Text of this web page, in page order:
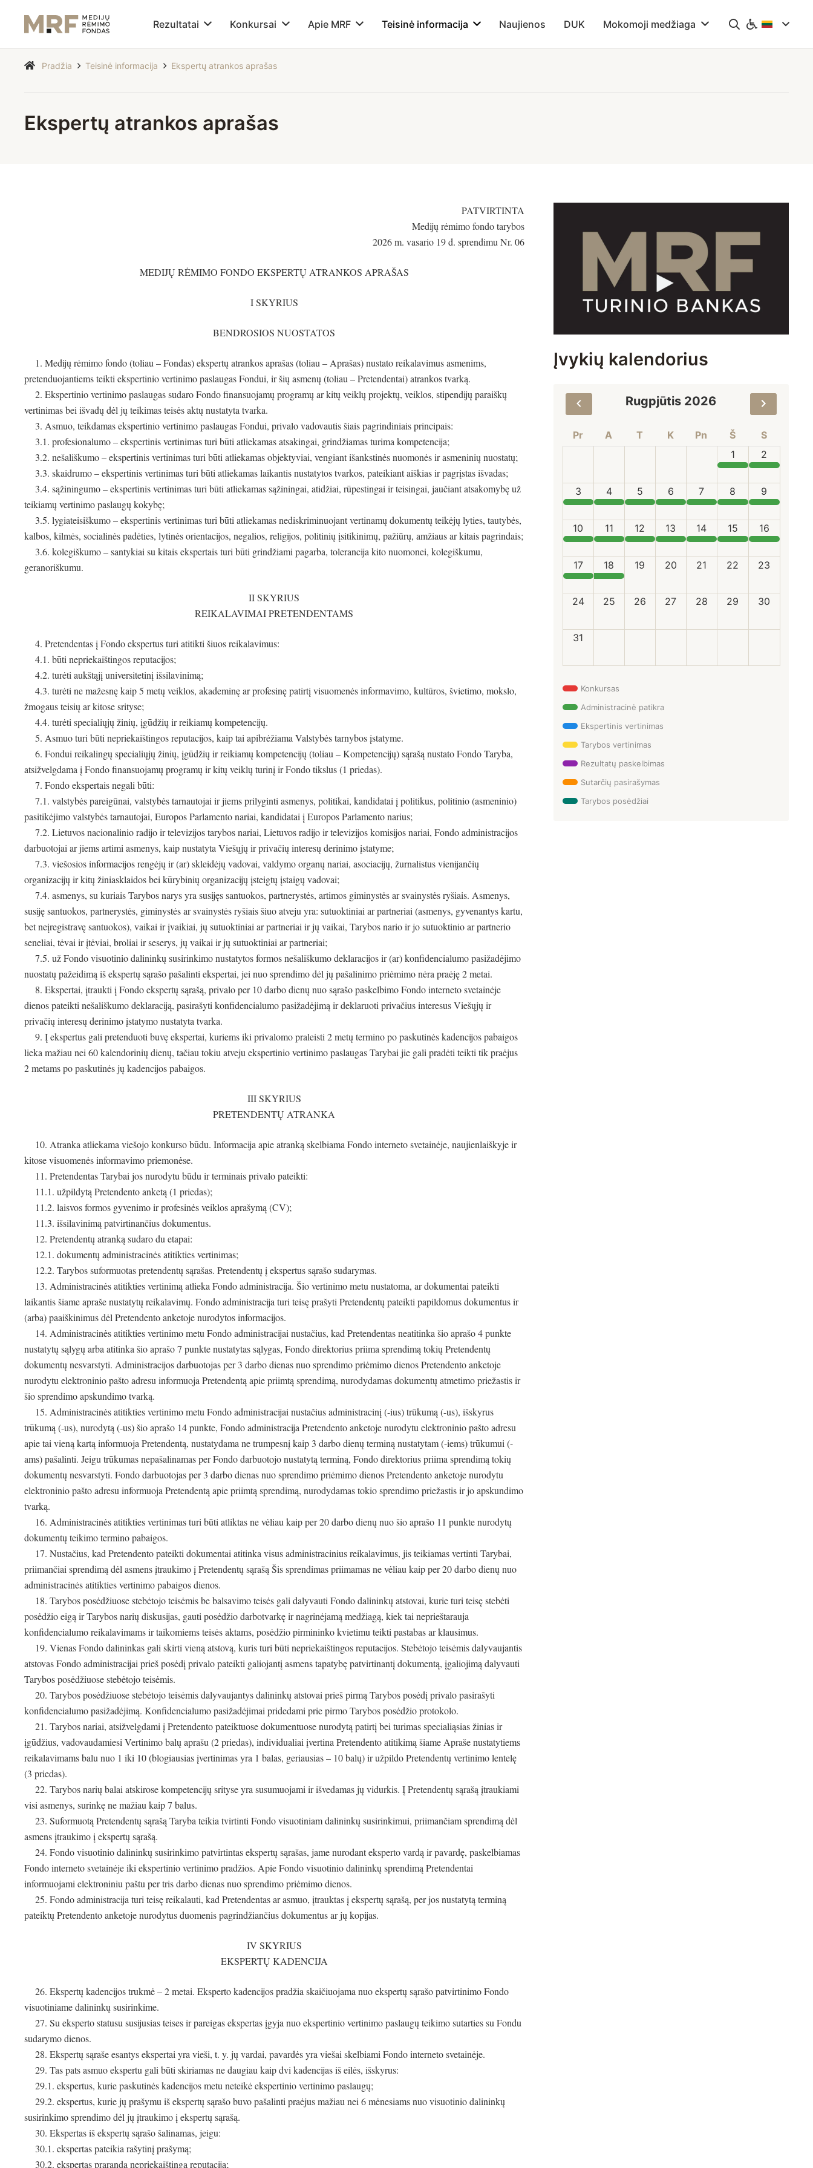
Rezultatai Konkursai Apie MRF Teisinė informacija Naujienos DUK Mokomoji medžiaga
Pradžia Teisinė informacija Ekspertų atrankos aprašas
Ekspertų atrankos aprašas
PATVIRTINTA
Medijų rėmimo fondo tarybos
2026 m. vasario 19 d. sprendimu Nr. 06
MEDIJŲ RĖMIMO FONDO EKSPERTŲ ATRANKOS APRAŠAS
I SKYRIUS
BENDROSIOS NUOSTATOS
1. Medijų rėmimo fondo (toliau – Fondas) ekspertų atrankos aprašas (toliau – Aprašas) nustato reikalavimus asmenims,
pretenduojantiems teikti ekspertinio vertinimo paslaugas Fondui, ir šių asmenų (toliau – Pretendentai) atrankos tvarką.
2. Ekspertinio vertinimo paslaugas sudaro Fondo finansuojamų programų ar kitų veiklų projektų, veiklos, stipendijų paraiškų
vertinimas bei išvadų dėl jų teikimas teisės aktų nustatyta tvarka.
3. Asmuo, teikdamas ekspertinio vertinimo paslaugas Fondui, privalo vadovautis šiais pagrindiniais principais:
3.1. profesionalumo – ekspertinis vertinimas turi būti atliekamas atsakingai, grindžiamas turima kompetencija;
3.2. nešališkumo – ekspertinis vertinimas turi būti atliekamas objektyviai, vengiant išankstinės nuomonės ir asmeninių nuostatų;
3.3. skaidrumo – ekspertinis vertinimas turi būti atliekamas laikantis nustatytos tvarkos, pateikiant aiškias ir pagrįstas išvadas;
3.4. sąžiningumo – ekspertinis vertinimas turi būti atliekamas sąžiningai, atidžiai, rūpestingai ir teisingai, jaučiant atsakomybę už
teikiamų vertinimo paslaugų kokybę;
3.5. lygiateisiškumo – ekspertinis vertinimas turi būti atliekamas nediskriminuojant vertinamų dokumentų teikėjų lyties, tautybės,
kalbos, kilmės, socialinės padėties, lytinės orientacijos, negalios, religijos, politinių įsitikinimų, pažiūrų, amžiaus ar kitais pagrindais;
3.6. kolegiškumo – santykiai su kitais ekspertais turi būti grindžiami pagarba, tolerancija kito nuomonei, kolegiškumu,
geranoriškumu.
II SKYRIUS
REIKALAVIMAI PRETENDENTAMS
4. Pretendentas į Fondo ekspertus turi atitikti šiuos reikalavimus:
4.1. būti nepriekaištingos reputacijos;
4.2. turėti aukštąjį universitetinį išsilavinimą;
4.3. turėti ne mažesnę kaip 5 metų veiklos, akademinę ar profesinę patirtį visuomenės informavimo, kultūros, švietimo, mokslo,
žmogaus teisių ar kitose srityse;
4.4. turėti specialiųjų žinių, įgūdžių ir reikiamų kompetencijų.
5. Asmuo turi būti nepriekaištingos reputacijos, kaip tai apibrėžiama Valstybės tarnybos įstatyme.
6. Fondui reikalingų specialiųjų žinių, įgūdžių ir reikiamų kompetencijų (toliau – Kompetencijų) sąrašą nustato Fondo Taryba,
atsižvelgdama į Fondo finansuojamų programų ir kitų veiklų turinį ir Fondo tikslus (1 priedas).
7. Fondo ekspertais negali būti:
7.1. valstybės pareigūnai, valstybės tarnautojai ir jiems prilyginti asmenys, politikai, kandidatai į politikus, politinio (asmeninio)
pasitikėjimo valstybės tarnautojai, Europos Parlamento nariai, kandidatai į Europos Parlamento narius;
7.2. Lietuvos nacionalinio radijo ir televizijos tarybos nariai, Lietuvos radijo ir televizijos komisijos nariai, Fondo administracijos
darbuotojai ar jiems artimi asmenys, kaip nustatyta Viešųjų ir privačių interesų derinimo įstatyme;
7.3. viešosios informacijos rengėjų ir (ar) skleidėjų vadovai, valdymo organų nariai, asociacijų, žurnalistus vienijančių
organizacijų ir kitų žiniasklaidos bei kūrybinių organizacijų įsteigtų įstaigų vadovai;
7.4. asmenys, su kuriais Tarybos narys yra susijęs santuokos, partnerystės, artimos giminystės ar svainystės ryšiais. Asmenys,
susiję santuokos, partnerystės, giminystės ar svainystės ryšiais šiuo atveju yra: sutuoktiniai ar partneriai (asmenys, gyvenantys kartu,
bet neįregistravę santuokos), vaikai ir įvaikiai, jų sutuoktiniai ar partneriai ir jų vaikai, Tarybos nario ir jo sutuoktinio ar partnerio
seneliai, tėvai ir įtėviai, broliai ir seserys, jų vaikai ir jų sutuoktiniai ar partneriai;
7.5. už Fondo visuotinio dalininkų susirinkimo nustatytos formos nešališkumo deklaracijos ir (ar) konfidencialumo pasižadėjimo
nuostatų pažeidimą iš ekspertų sąrašo pašalinti ekspertai, jei nuo sprendimo dėl jų pašalinimo priėmimo nėra praėję 2 metai.
8. Ekspertai, įtraukti į Fondo ekspertų sąrašą, privalo per 10 darbo dienų nuo sąrašo paskelbimo Fondo interneto svetainėje
dienos pateikti nešališkumo deklaraciją, pasirašyti konfidencialumo pasižadėjimą ir deklaruoti privačius interesus Viešųjų ir
privačių interesų derinimo įstatymo nustatyta tvarka.
9. Į ekspertus gali pretenduoti buvę ekspertai, kuriems iki privalomo praleisti 2 metų termino po paskutinės kadencijos pabaigos
lieka mažiau nei 60 kalendorinių dienų, tačiau tokiu atveju ekspertinio vertinimo paslaugas Tarybai jie gali pradėti teikti tik praėjus
2 metams po paskutinės jų kadencijos pabaigos.
III SKYRIUS
PRETENDENTŲ ATRANKA
10. Atranka atliekama viešojo konkurso būdu. Informacija apie atranką skelbiama Fondo interneto svetainėje, naujienlaiškyje ir
kitose visuomenės informavimo priemonėse.
11. Pretendentas Tarybai jos nurodytu būdu ir terminais privalo pateikti:
11.1. užpildytą Pretendento anketą (1 priedas);
11.2. laisvos formos gyvenimo ir profesinės veiklos aprašymą (CV);
11.3. išsilavinimą patvirtinančius dokumentus.
12. Pretendentų atranką sudaro du etapai:
12.1. dokumentų administracinės atitikties vertinimas;
12.2. Tarybos suformuotas pretendentų sąrašas. Pretendentų į ekspertus sąrašo sudarymas.
13. Administracinės atitikties vertinimą atlieka Fondo administracija. Šio vertinimo metu nustatoma, ar dokumentai pateikti
laikantis šiame apraše nustatytų reikalavimų. Fondo administracija turi teisę prašyti Pretendentų pateikti papildomus dokumentus ir
(arba) paaiškinimus dėl Pretendento anketoje nurodytos informacijos.
14. Administracinės atitikties vertinimo metu Fondo administracijai nustačius, kad Pretendentas neatitinka šio aprašo 4 punkte
nustatytų sąlygų arba atitinka šio aprašo 7 punkte nustatytas sąlygas, Fondo direktorius priima sprendimą tokių Pretendentų
dokumentų nesvarstyti. Administracijos darbuotojas per 3 darbo dienas nuo sprendimo priėmimo dienos Pretendento anketoje
nurodytu elektroninio pašto adresu informuoja Pretendentą apie priimtą sprendimą, nurodydamas dokumentų atmetimo priežastis ir
šio sprendimo apskundimo tvarką.
15. Administracinės atitikties vertinimo metu Fondo administracijai nustačius administracinį (-ius) trūkumą (-us), išskyrus
trūkumą (-us), nurodytą (-us) šio aprašo 14 punkte, Fondo administracija Pretendento anketoje nurodytu elektroninio pašto adresu
apie tai vieną kartą informuoja Pretendentą, nustatydama ne trumpesnį kaip 3 darbo dienų terminą nustatytam (-iems) trūkumui (-
ams) pašalinti. Jeigu trūkumas nepašalinamas per Fondo darbuotojo nustatytą terminą, Fondo direktorius priima sprendimą tokių
dokumentų nesvarstyti. Fondo darbuotojas per 3 darbo dienas nuo sprendimo priėmimo dienos Pretendento anketoje nurodytu
elektroninio pašto adresu informuoja Pretendentą apie priimtą sprendimą, nurodydamas tokio sprendimo priežastis ir jo apskundimo
tvarką.
16. Administracinės atitikties vertinimas turi būti atliktas ne vėliau kaip per 20 darbo dienų nuo šio aprašo 11 punkte nurodytų
dokumentų teikimo termino pabaigos.
17. Nustačius, kad Pretendento pateikti dokumentai atitinka visus administracinius reikalavimus, jis teikiamas vertinti Tarybai,
priimančiai sprendimą dėl asmens įtraukimo į Pretendentų sąrašą Šis sprendimas priimamas ne vėliau kaip per 20 darbo dienų nuo
administracinės atitikties vertinimo pabaigos dienos.
18. Tarybos posėdžiuose stebėtojo teisėmis be balsavimo teisės gali dalyvauti Fondo dalininkų atstovai, kurie turi teisę stebėti
posėdžio eigą ir Tarybos narių diskusijas, gauti posėdžio darbotvarkę ir nagrinėjamą medžiagą, kiek tai neprieštarauja
konfidencialumo reikalavimams ir taikomiems teisės aktams, posėdžio pirmininko kvietimu teikti pastabas ar klausimus.
19. Vienas Fondo dalininkas gali skirti vieną atstovą, kuris turi būti nepriekaištingos reputacijos. Stebėtojo teisėmis dalyvaujantis
atstovas Fondo administracijai prieš posėdį privalo pateikti galiojantį asmens tapatybę patvirtinantį dokumentą, įgaliojimą dalyvauti
Tarybos posėdžiuose stebėtojo teisėmis.
20. Tarybos posėdžiuose stebėtojo teisėmis dalyvaujantys dalininkų atstovai prieš pirmą Tarybos posėdį privalo pasirašyti
konfidencialumo pasižadėjimą. Konfidencialumo pasižadėjimai pridedami prie pirmo Tarybos posėdžio protokolo.
21. Tarybos nariai, atsižvelgdami į Pretendento pateiktuose dokumentuose nurodytą patirtį bei turimas specialiąsias žinias ir
įgūdžius, vadovaudamiesi Vertinimo balų aprašu (2 priedas), individualiai įvertina Pretendento atitikimą šiame Apraše nustatytiems
reikalavimams balu nuo 1 iki 10 (blogiausias įvertinimas yra 1 balas, geriausias – 10 balų) ir užpildo Pretendentų vertinimo lentelę
(3 priedas).
22. Tarybos narių balai atskirose kompetencijų srityse yra susumuojami ir išvedamas jų vidurkis. Į Pretendentų sąrašą įtraukiami
visi asmenys, surinkę ne mažiau kaip 7 balus.
23. Suformuotą Pretendentų sąrašą Taryba teikia tvirtinti Fondo visuotiniam dalininkų susirinkimui, priimančiam sprendimą dėl
asmens įtraukimo į ekspertų sąrašą.
24. Fondo visuotinio dalininkų susirinkimo patvirtintas ekspertų sąrašas, jame nurodant eksperto vardą ir pavardę, paskelbiamas
Fondo interneto svetainėje iki ekspertinio vertinimo pradžios. Apie Fondo visuotinio dalininkų sprendimą Pretendentai
informuojami elektroniniu paštu per tris darbo dienas nuo sprendimo priėmimo dienos.
25. Fondo administracija turi teisę reikalauti, kad Pretendentas ar asmuo, įtrauktas į ekspertų sąrašą, per jos nustatytą terminą
pateiktų Pretendento anketoje nurodytus duomenis pagrindžiančius dokumentus ar jų kopijas.
IV SKYRIUS
EKSPERTŲ KADENCIJA
26. Ekspertų kadencijos trukmė – 2 metai. Eksperto kadencijos pradžia skaičiuojama nuo ekspertų sąrašo patvirtinimo Fondo
visuotiniame dalininkų susirinkime.
27. Su eksperto statusu susijusias teises ir pareigas ekspertas įgyja nuo ekspertinio vertinimo paslaugų teikimo sutarties su Fondu
sudarymo dienos.
28. Ekspertų sąraše esantys ekspertai yra vieši, t. y. jų vardai, pavardės yra viešai skelbiami Fondo interneto svetainėje.
29. Tas pats asmuo ekspertu gali būti skiriamas ne daugiau kaip dvi kadencijas iš eilės, išskyrus:
29.1. ekspertus, kurie paskutinės kadencijos metu neteikė ekspertinio vertinimo paslaugų;
29.2. ekspertus, kurie jų prašymu iš ekspertų sąrašo buvo pašalinti praėjus mažiau nei 6 mėnesiams nuo visuotinio dalininkų
susirinkimo sprendimo dėl jų įtraukimo į ekspertų sąrašą.
30. Ekspertas iš ekspertų sąrašo šalinamas, jeigu:
30.1. ekspertas pateikia rašytinį prašymą;
30.2. ekspertas praranda nepriekaištingą reputaciją;
Įvykių kalendorius
Rugpjūtis 2026
Pr A T K Pn Š
S
1
2
3 4 5 6 7 8 9
10 11 12 13 14 15 16
17 18 19 20 21 22 23
24 25 26 27 28 29 30
31
Konkursas
Administracinė patikra
Ekspertinis vertinimas
Tarybos vertinimas
Rezultatų paskelbimas
Sutarčių pasirašymas
Tarybos posėdžiai